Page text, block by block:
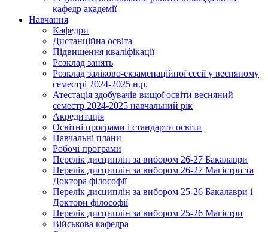
кафедр академії
Навчання
Кафедри
Дистанційна освіта
Підвищення кваліфікації
Розклад занять
Розклад заліково-екзаменаційної сесії у весняному
семестрі 2024-2025 н.р.
Атестація здобувачів вищої освіти весняний
семестр 2024-2025 навчальний рік
Акредитація
Освітні програми і стандарти освіти
Навчальні плани
Робочі програми
Перелік дисциплін за вибором 26-27 Бакалаври
Перелік дисциплін за вибором 26-27 Магістри та
Доктора філософії
Перелік дисциплін за вибором 25-26 Бакалаври і
Доктори філософії
Перелік дисциплін за вибором 25-26 Магістри
Військова кафедра